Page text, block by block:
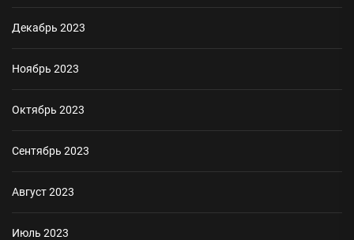
Декабрь 2023
Ноябрь 2023
Октябрь 2023
Сентябрь 2023
Август 2023
Июль 2023